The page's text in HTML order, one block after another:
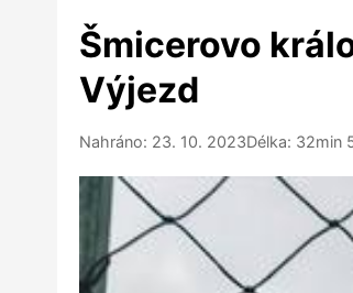
Šmicerovo
Výjezd
Nahráno: 23. 10. 2023Délka: 32min